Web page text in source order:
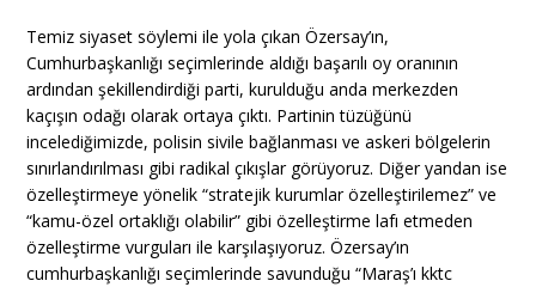
Temiz siyaset söylemi ile yola çıkan Özersay’ın,
Cumhurbaşkanlığı seçimlerinde aldığı başarılı oy oranının
ardından şekillendirdiği parti, kurulduğu anda merkezden
kaçışın odağı olarak ortaya çıktı. Partinin tüzüğünü
incelediğimizde, polisin sivile bağlanması ve askeri bölgelerin
sınırlandırılması gibi radikal çıkışlar görüyoruz. Diğer yandan ise
özelleştirmeye yönelik “stratejik kurumlar özelleştirilemez” ve
“kamu-özel ortaklığı olabilir” gibi özelleştirme lafı etmeden
özelleştirme vurguları ile karşılaşıyoruz. Özersay’ın
cumhurbaşkanlığı seçimlerinde savunduğu “Maraş’ı kktc